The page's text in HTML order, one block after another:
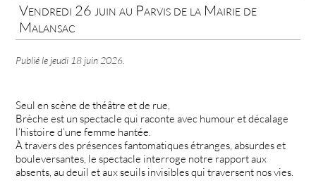
Vendredi 26 juin au Parvis de la Mairie de
Malansac
Publié le jeudi 18 juin 2026
Seul en scène de théâtre et de rue,
Brèche est un spectacle qui raconte avec humour et décalage
l’histoire d’une femme hantée.
À travers des présences fantomatiques étranges, absurdes et
bouleversantes, le spectacle interroge notre rapport aux
absents, au deuil et aux seuils invisibles qui traversent nos vies.